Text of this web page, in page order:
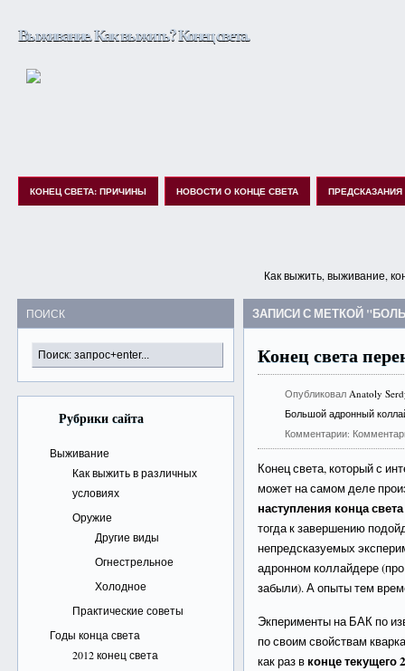
Выживание. Как выжить? Конец света.
КОНЕЦ СВЕТА: ПРИЧИНЫ НОВОСТИ О КОНЦЕ СВЕТА ПРЕДСКАЗАНИЯ
Как выжить, выживание,
ПОИСК
Рубрики сайта
Выживание
Как выжить в различных
условиях
Оружие
Другие виды
Огнестрельное
Холодное
Практические советы
Годы конца света
2012 конец света
ЗАПИСИ С МЕТКОЙ
Конец света
ОпубликовалAnatoly
Большой адронный
Комментарии:
Конец света, который с
может на самом деле
наступления конца
тогда к завершению
непредсказуемых
адронном коллайдере
забыли). А опыты тем
Экперименты на БАК по
по своим свойствам
как раз вконце текущего